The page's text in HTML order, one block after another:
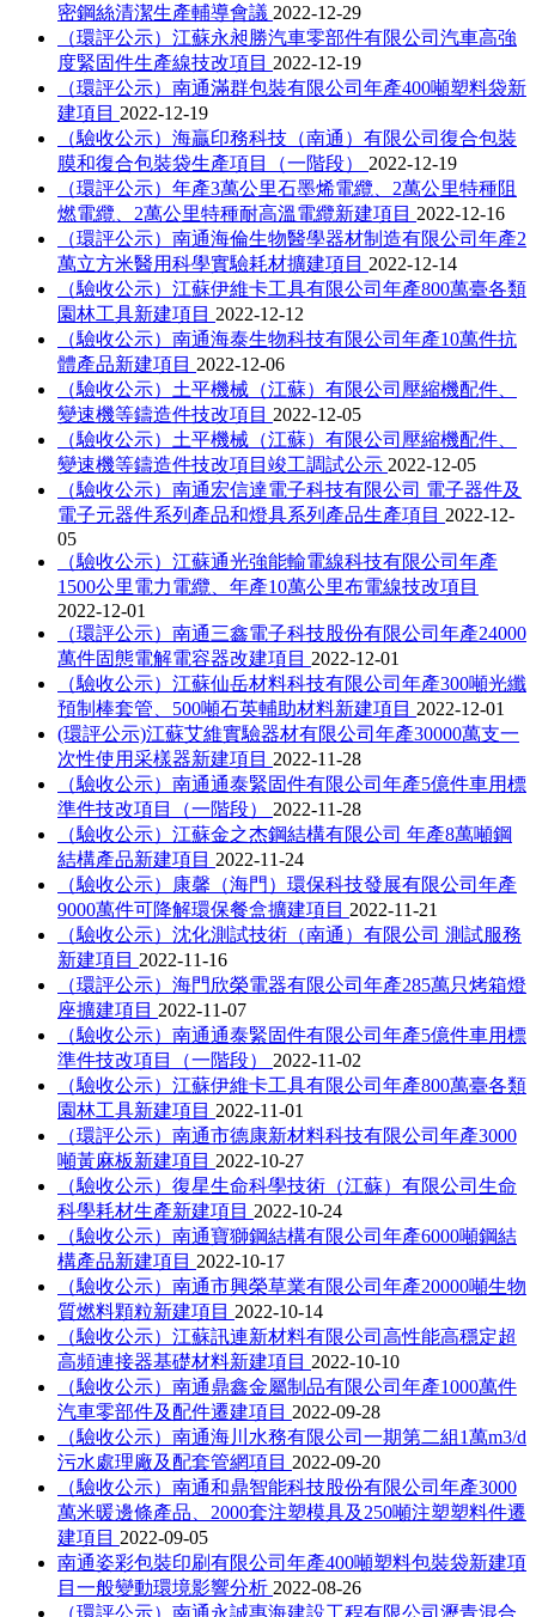
密鋼絲清潔生產輔導會議 2022-12-29
（環評公示）江蘇永昶勝汽車零部件有限公司汽車高強
度緊固件生產線技改項目 2022-12-19
（環評公示）南通滿群包裝有限公司年產400噸塑料袋新
建項目 2022-12-19
（驗收公示）海贏印務科技（南通）有限公司復合包裝
膜和復合包裝袋生產項目（一階段） 2022-12-19
（環評公示）年產3萬公里石墨烯電纜、2萬公里特種阻
燃電纜、2萬公里特種耐高溫電纜新建項目 2022-12-16
（環評公示）南通海倫生物醫學器材制造有限公司年產2
萬立方米醫用科學實驗耗材擴建項目 2022-12-14
（驗收公示）江蘇伊維卡工具有限公司年產800萬臺各類
園林工具新建項目 2022-12-12
（驗收公示）南通海泰生物科技有限公司年產10萬件抗
體產品新建項目 2022-12-06
（驗收公示）土平機械（江蘇）有限公司壓縮機配件、
變速機等鑄造件技改項目 2022-12-05
（驗收公示）土平機械（江蘇）有限公司壓縮機配件、
變速機等鑄造件技改項目竣工調試公示 2022-12-05
（驗收公示）南通宏信達電子科技有限公司 電子器件及
電子元器件系列產品和燈具系列產品生產項目 2022-12-
05
（驗收公示）江蘇通光強能輸電線科技有限公司年產
1500公里電力電纜、年產10萬公里布電線技改項目
2022-12-01
（環評公示）南通三鑫電子科技股份有限公司年產24000
萬件固態電解電容器改建項目 2022-12-01
（驗收公示）江蘇仙岳材料科技有限公司年產300噸光纖
預制棒套管、500噸石英輔助材料新建項目 2022-12-01
(環評公示)江蘇艾維實驗器材有限公司年產30000萬支一
次性使用采樣器新建項目 2022-11-28
（驗收公示）南通通泰緊固件有限公司年產5億件車用標
準件技改項目（一階段） 2022-11-28
（驗收公示）江蘇金之杰鋼結構有限公司 年產8萬噸鋼
結構產品新建項目 2022-11-24
（驗收公示）康馨（海門）環保科技發展有限公司年產
9000萬件可降解環保餐盒擴建項目 2022-11-21
（驗收公示）沈化測試技術（南通）有限公司 測試服務
新建項目 2022-11-16
（環評公示）海門欣榮電器有限公司年產285萬只烤箱燈
座擴建項目 2022-11-07
（驗收公示）南通通泰緊固件有限公司年產5億件車用標
準件技改項目（一階段） 2022-11-02
（驗收公示）江蘇伊維卡工具有限公司年產800萬臺各類
園林工具新建項目 2022-11-01
（環評公示）南通市德康新材料科技有限公司年產3000
噸黃麻板新建項目 2022-10-27
（驗收公示）復星生命科學技術（江蘇）有限公司生命
科學耗材生產新建項目 2022-10-24
（驗收公示）南通寶獅鋼結構有限公司年產6000噸鋼結
構產品新建項目 2022-10-17
（驗收公示）南通市興榮草業有限公司年產20000噸生物
質燃料顆粒新建項目 2022-10-14
（驗收公示）江蘇訊連新材料有限公司高性能高穩定超
高頻連接器基礎材料新建項目 2022-10-10
（驗收公示）南通鼎鑫金屬制品有限公司年產1000萬件
汽車零部件及配件遷建項目 2022-09-28
（驗收公示）南通海川水務有限公司一期第二組1萬m3/d
污水處理廠及配套管網項目 2022-09-20
（驗收公示）南通和鼎智能科技股份有限公司年產3000
萬米暖邊條產品、2000套注塑模具及250噸注塑塑料件遷
建項目 2022-09-05
南通姿彩包裝印刷有限公司年產400噸塑料包裝袋新建項
目一般變動環境影響分析 2022-08-26
（環評公示）南通永誠惠海建設工程有限公司瀝青混合